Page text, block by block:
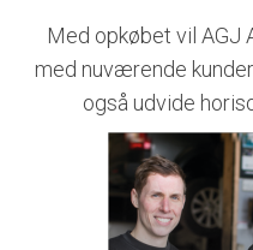
Med opkøbet vil AGJ
med nuværende
også udvide